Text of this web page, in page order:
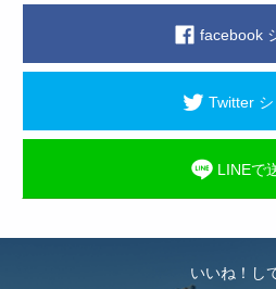
facebook
Twitter
LINEで
いいね！し